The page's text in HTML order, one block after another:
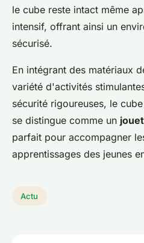
le cube reste intact même
intensif, offrant ainsi un
sécurisé.
En intégrant des matériaux
variété d'activités
sécurité rigoureuses, le
se distingue comme un
parfait pour accompagner
apprentissages des jeunes
Actu